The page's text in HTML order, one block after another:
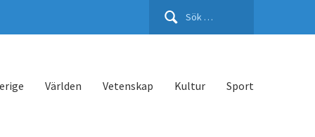
Världen Vetenskap Kultur Sport